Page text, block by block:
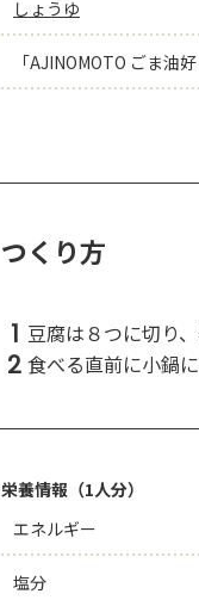
しょうゆ
「AJINOMOTO ごま油
つくり方
1 豆腐は８つに切り
2 食べる直前に小鍋
栄養情報（1人分）
エネルギー
塩分